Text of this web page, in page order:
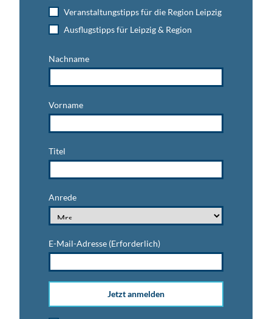
Veranstaltungstipps für die Region Leipzig
Ausflugstipps für Leipzig & Region
Nachname
Vorname
Titel
Anrede
E-Mail-Adresse (Erforderlich)
Jetzt anmelden